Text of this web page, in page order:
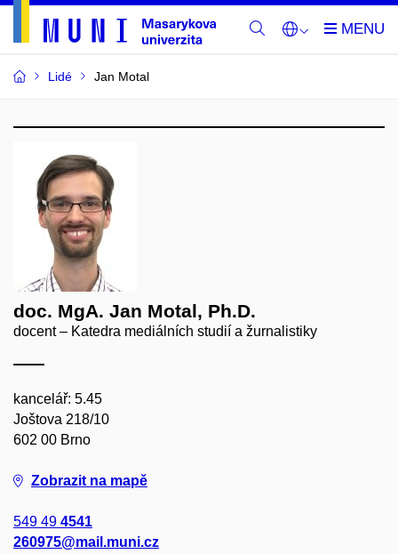
Lidé Jan Motal
doc. MgA. Jan Motal, Ph.D.
docent – Katedra mediálních studií a žurnalistiky
kancelář: 5.45
Joštova 218/10
602 00 Brno
Zobrazit na mapě
549 49 4541
260975@mail.muni.cz